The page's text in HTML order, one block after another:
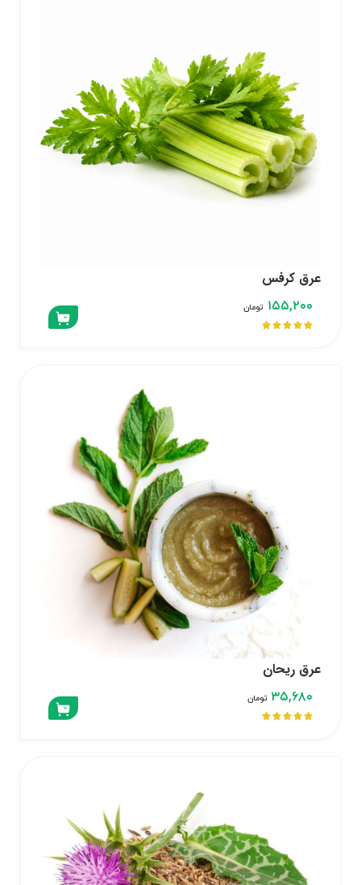
عرق کرفس
۱۵۵,۲۰۰ تومان





عرق ریحان
۳۵,۶۸۰ تومان




